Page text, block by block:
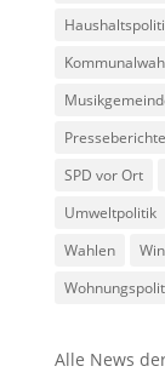
Presseberichte
SPD vor Ort
Umweltpolitik
Wahlen
Alle News